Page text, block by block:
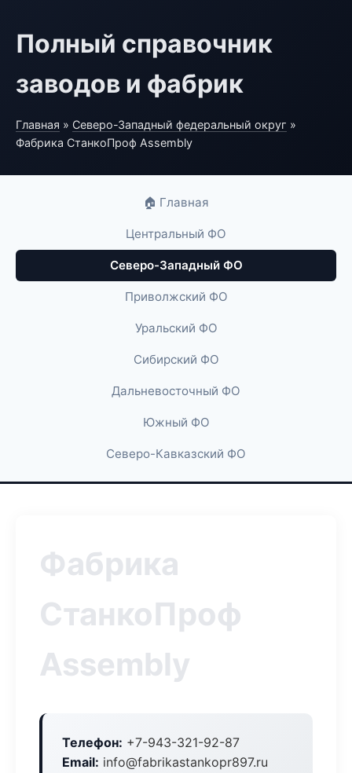
Полный справочник
заводов и фабрик
Главная » Северо-Западный федеральный округ »
Фабрика СтанкоПроф Assembly
🏠 Главная
Центральный ФО
Северо-Западный ФО
Приволжский ФО
Уральский ФО
Сибирский ФО
Дальневосточный ФО
Южный ФО
Северо-Кавказский ФО
Фабрика
СтанкоПроф
Assembly
Телефон: +7-943-321-92-87
Email: info@fabrikastankopr897.ru